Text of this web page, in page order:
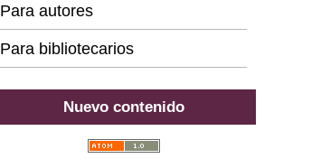
Para autores
Para bibliotecarios
Nuevo contenido